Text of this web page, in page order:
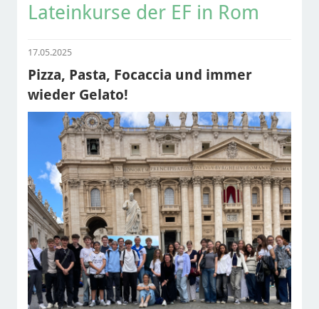
Lateinkurse der EF in Rom
17.05.2025
Pizza, Pasta, Focaccia und immer
wieder Gelato!